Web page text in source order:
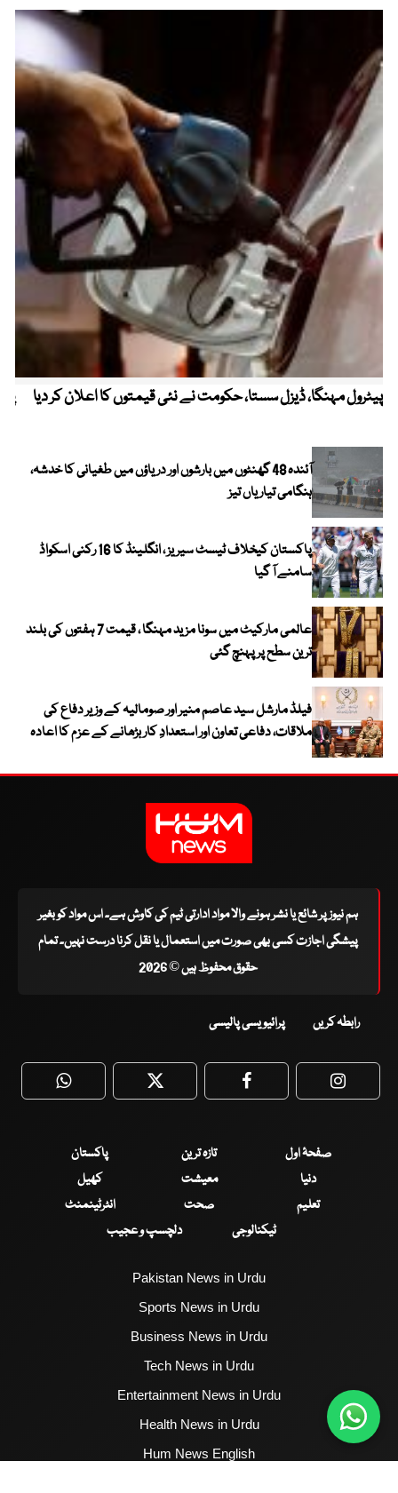
پیٹرول مہنگا، ڈیزل سستا، حکومت نے نئی قیمتوں کا اعلان کر دیا
آئندہ 48 گھنٹوں میں بارشوں اور دریاؤں میں طغیانی کا خدشہ،
ہنگامی تیاریاں تیز
پاکستان کیخلاف ٹیسٹ سیریز ، انگلینڈ کا 16 رکنی اسکواڈ
سامنے آ گیا
عالمی مارکیٹ میں سونا مزید مہنگا ، قیمت 7 ہفتوں کی بلند
ترین سطح پر پہنچ گئی
فیلڈ مارشل سید عاصم منیر اور صومالیہ کے وزیر دفاع کی
ملاقات، دفاعی تعاون اور استعدادِ کار بڑھانے کے عزم کا اعادہ
ہم نیوز پر شائع یا نشر ہونے والا مواد ادارتی ٹیم کی کاوش ہے۔ اس مواد کو بغیر
پیشگی اجازت کسی بھی صورت میں استعمال یا نقل کرنا درست نہیں۔ تمام
حقوق محفوظ ہیں © 2026
رابطہ کریں پرائیویسی پالیسی
WhatsApp Twitter Facebook
صفحۂ اول تازہ ترین
پاکستان
دنیا
معیشت
کھیل
تعلیم
صحت
انٹرٹینمنٹ
ٹیکنالوجی
دلچسپ و عجیب
Pakistan News in Urdu
Sports News in Urdu
Business News in Urdu
Tech News in Urdu
Entertainment News in Urdu
Health News in Urdu
Hum News English